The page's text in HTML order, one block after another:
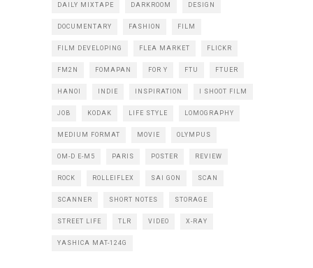
DAILY MIXTAPE DARKROOM DESIGN
DOCUMENTARY FASHION FILM
FILM DEVELOPING FLEA MARKET FLICKR
FM2N FOMAPAN FOR Y FTU FTUER
HANOI INDIE INSPIRATION I SHOOT FILM
JOB KODAK LIFE STYLE LOMOGRAPHY
MEDIUM FORMAT MOVIE OLYMPUS
OM-D E-M5 PARIS POSTER REVIEW
ROCK ROLLEIFLEX SAI GON SCAN
SCANNER SHORT NOTES STORAGE
STREET LIFE TLR VIDEO X-RAY
YASHICA MAT-124G